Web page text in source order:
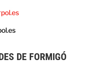
DE FORMIGÓ